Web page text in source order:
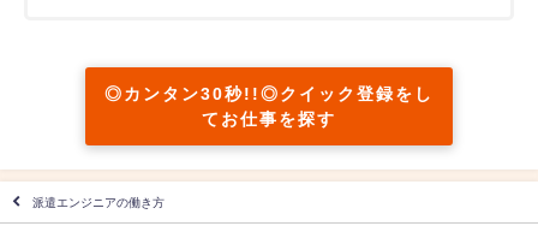
◎カンタン30秒!!◎クイック登録をし
てお仕事を探す
派遣エンジニアの働き方